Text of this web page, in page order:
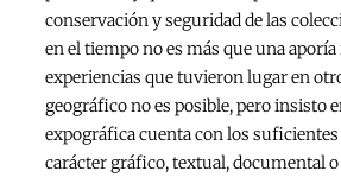
conservación y seguridad de las
en el tiempo no es más que una
experiencias que tuvieron lugar en
geográfico no es posible, pero insisto
expográfica cuenta con los
carácter gráfico, textual, documental